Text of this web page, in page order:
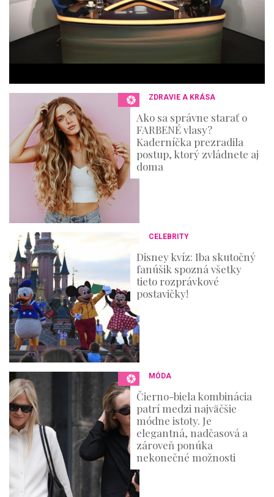
6
ZDRAVIE A KRÁSA
Ako sa správne starať o
FARBENÉ vlasy?
Kaderníčka prezradila
postup, ktorý zvládnete aj
doma
CELEBRITY
Disney kvíz: Iba skutočný
fanúšik spozná všetky
tieto rozprávkové
postavičky!
MÓDA
Čierno-biela kombinácia
patrí medzi najväčšie
módne istoty. Je
elegantná, nadčasová a
zároveň ponúka
nekonečné možnosti